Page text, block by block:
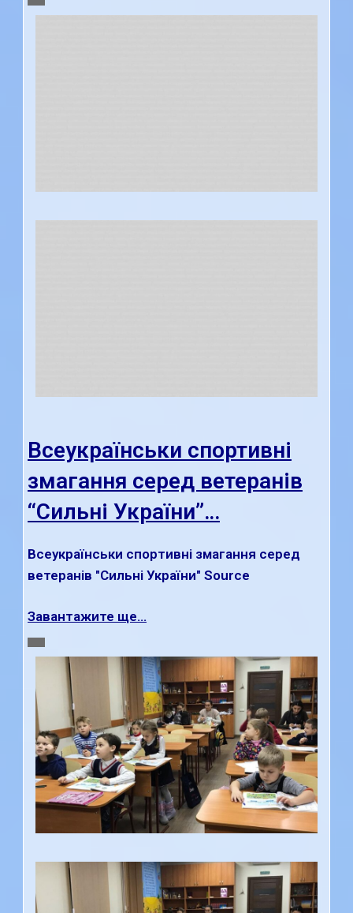
Всеукраїнськи спортивні
змагання серед ветеранів
“Сильні України”…
Всеукраїнськи спортивні змагання серед
ветеранів "Сильні України" Source
Завантажите ще...